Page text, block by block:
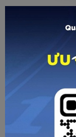
HƯỚNG
Chuẩn bị dụng
Bước 1: Cắm kim
Bước 2: Lưu ý
khí nhanh đột
vừa nắn xoay
căng ngay lần